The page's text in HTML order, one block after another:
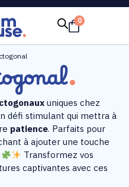
0
uniques chez
défi stimulant qui mettra à
patience. Parfaits pour
à ajouter une touche
Transformez vos
captivantes avec ces